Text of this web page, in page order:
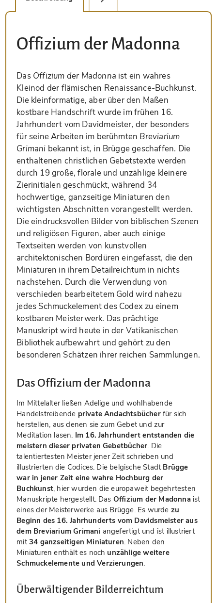
Offizium der Madonna
Das Offizium der Madonna ist ein wahres
Kleinod der flämischen Renaissance-Buchkunst.
Die kleinformatige, aber über den Maßen
kostbare Handschrift wurde im frühen 16.
Jahrhundert vom Davidmeister, der besonders
für seine Arbeiten im berühmten Breviarium
Grimani bekannt ist, in Brügge geschaffen. Die
enthaltenen christlichen Gebetstexte werden
durch 19 große, florale und unzählige kleinere
Zierinitialen geschmückt, während 34
hochwertige, ganzseitige Miniaturen den
wichtigsten Abschnitten vorangestellt werden.
Die eindrucksvollen Bilder von biblischen Szenen
und religiösen Figuren, aber auch einige
Textseiten werden von kunstvollen
architektonischen Bordüren eingefasst, die den
Miniaturen in ihrem Detailreichtum in nichts
nachstehen. Durch die Verwendung von
verschieden bearbeitetem Gold wird nahezu
jedes Schmuckelement des Codex zu einem
kostbaren Meisterwerk. Das prächtige
Manuskript wird heute in der Vatikanischen
Bibliothek aufbewahrt und gehört zu den
besonderen Schätzen ihrer reichen Sammlungen.
Das Offizium der Madonna
Im Mittelalter ließen Adelige und wohlhabende
Handelstreibende private Andachtsbücherfür sich
herstellen, aus denen sie zum Gebet und zur
Meditation lasen. Im 16. Jahrhundert entstanden die
meistern dieser privaten Gebetbücher. Die
talentiertesten Meister jener Zeit schrieben und
illustrierten die Codices. Die belgische Stadt Brügge
war in jener Zeit eine wahre Hochburg der
Buchkunst, hier wurden die europaweit begehrtesten
Manuskripte hergestellt. Das Offizium der Madonnaist
eines der Meisterwerke aus Brügge. Es wurde zu
Beginn des 16. Jahrhunderts vom Davidsmeister aus
dem Breviarium Grimani angefertigt und ist illustriert
mit34 ganzseitigen Miniaturen. Neben den
Miniaturen enthält es noch unzählige weitere
Schmuckelemente und Verzierungen.
Überwältigender Bilderreichtum